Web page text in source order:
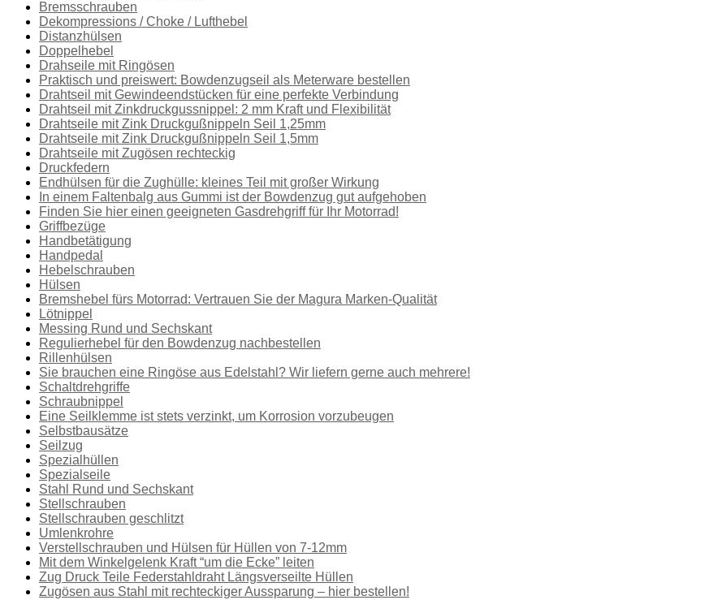
Bremsschrauben
Dekompressions / Choke / Lufthebel
Distanzhülsen
Doppelhebel
Drahseile mit Ringösen
Praktisch und preiswert: Bowdenzugseil als Meterware bestellen
Drahtseil mit Gewindeendstücken für eine perfekte Verbindung
Drahtseil mit Zinkdruckgussnippel: 2 mm Kraft und Flexibilität
Drahtseile mit Zink Druckgußnippeln Seil 1,25mm
Drahtseile mit Zink Druckgußnippeln Seil 1,5mm
Drahtseile mit Zugösen rechteckig
Druckfedern
Endhülsen für die Zughülle: kleines Teil mit großer Wirkung
In einem Faltenbalg aus Gummi ist der Bowdenzug gut aufgehoben
Finden Sie hier einen geeigneten Gasdrehgriff für Ihr Motorrad!
Griffbezüge
Handbetätigung
Handpedal
Hebelschrauben
Hülsen
Bremshebel fürs Motorrad: Vertrauen Sie der Magura Marken-Qualität
Lötnippel
Messing Rund und Sechskant
Regulierhebel für den Bowdenzug nachbestellen
Rillenhülsen
Sie brauchen eine Ringöse aus Edelstahl? Wir liefern gerne auch mehrere!
Schaltdrehgriffe
Schraubnippel
Eine Seilklemme ist stets verzinkt, um Korrosion vorzubeugen
Selbstbausätze
Seilzug
Spezialhüllen
Spezialseile
Stahl Rund und Sechskant
Stellschrauben
Stellschrauben geschlitzt
Umlenkrohre
Verstellschrauben und Hülsen für Hüllen von 7-12mm
Mit dem Winkelgelenk Kraft “um die Ecke” leiten
Zug Druck Teile Federstahldraht Längsverseilte Hüllen
Zugösen aus Stahl mit rechteckiger Aussparung – hier bestellen!